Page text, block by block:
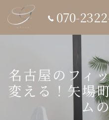
070-
名古屋のフィ
変える！矢場
ム